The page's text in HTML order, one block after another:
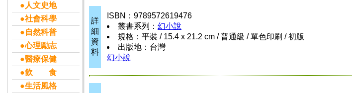
●人文史地
●社會科學
●自然科普
●心理勵志
●醫療保健
●飲 食
●生活風格
詳
細
資
料
ISBN：9789572619476
叢書系列： 幻小說
規格：平裝 / 15.4 x 21.2 cm / 普通級 / 單色印刷 / 初版
出版地：台灣
幻小說